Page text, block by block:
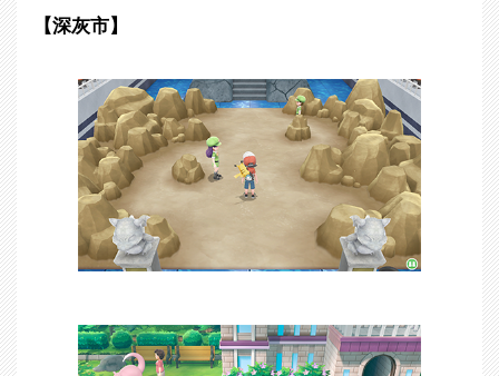
【深灰市】